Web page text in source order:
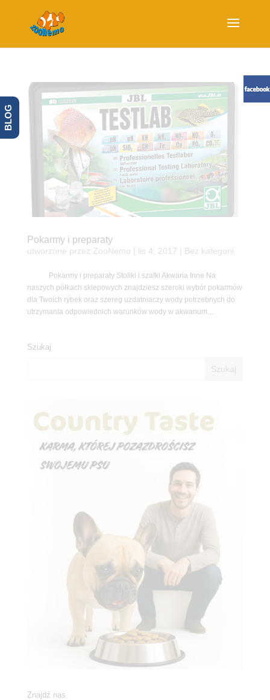
Pokarmy i preparaty
utworzone przez ZooNemo lis 4, 2017 | Bez kategorii
Pokarmy i preparaty Stoliki i szafki Akwaria Inne Na
naszych półkach sklepowych znajdziesz szeroki wybór pokarmów
dla Twoich rybek oraz szereg uzdatniaczy wody potrzebnych do
utrzymania odpowiednich warunków wody w akwarium....
Szukaj
Znajdź nas
BLOG